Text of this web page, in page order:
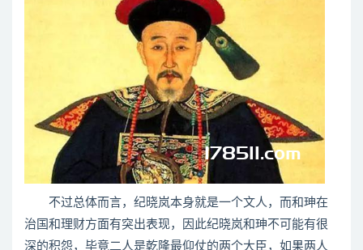
不过总体而言，纪晓岚本身就是一个文人，而和珅在
治国和理财方面有突出表现，因此纪晓岚和珅不可能有很
深的积怨，毕竟二人是乾隆最仰仗的两个大臣，如果两人